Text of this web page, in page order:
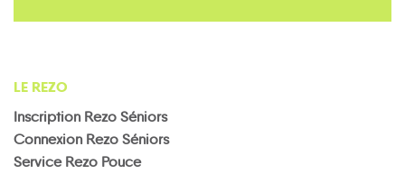
LE REZO
Inscription Rezo Séniors
Connexion Rezo Séniors
Service Rezo Pouce